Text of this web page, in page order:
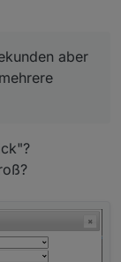
und es läuft
als zuvor.
aber
etwas träger.
das schonmal
aber